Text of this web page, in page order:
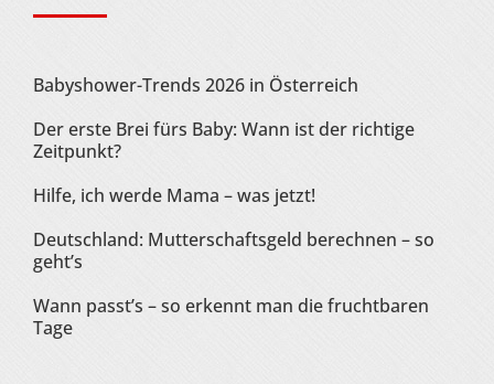
Babyshower-Trends 2026 in Österreich
Der erste Brei fürs Baby: Wann ist der richtige
Zeitpunkt?
Hilfe, ich werde Mama – was jetzt!
Deutschland: Mutterschaftsgeld berechnen – so
geht’s
Wann passt’s – so erkennt man die fruchtbaren
Tage